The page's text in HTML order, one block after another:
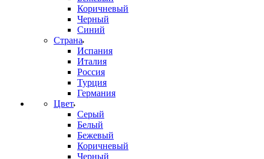
Коричневый
Черный
Синий
Страна
Испания
Италия
Россия
Турция
Германия
Цвет
Серый
Белый
Бежевый
Коричневый
Черный